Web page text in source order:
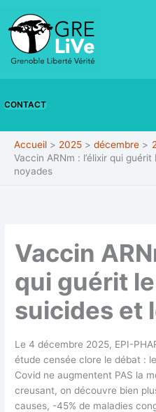
contenu
CONTACT
Accueil 2025 décembre
Vaccin ARNm : l’élixir qui
noyades
Vaccin
qui guérit
suicides et
Le 4 décembre 2025, EPI-
étude censée clore le débat :
Covid ne augmentent PAS la
creusant, on découvre bien
causes, -45% de maladies